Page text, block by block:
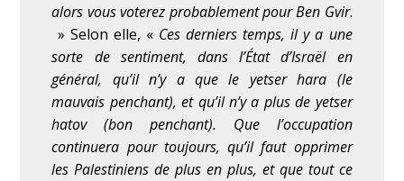
alors vous voterez probablement pour Ben Gvir.
» Selon elle, « Ces derniers temps, il y a une
sorte de sentiment, dans l’État d’Israël en
général, qu’il n’y a que le yetser hara (le
mauvais penchant), et qu’il n’y a plus de yetser
hatov (bon penchant). Que l’occupation
continuera pour toujours, qu’il faut opprimer
les Palestiniens de plus en plus, et que tout ce